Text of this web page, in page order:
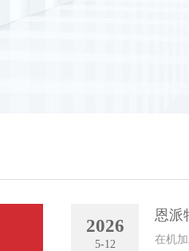
2026
5-12
恩派
在机